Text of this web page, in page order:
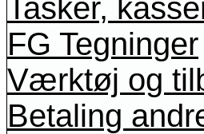
Tasker,
FG Tegninger
Værktøj og
Betaling